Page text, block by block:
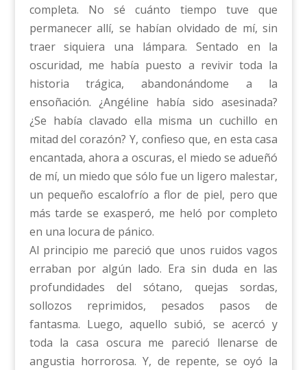
completa. No sé cuánto tiempo tuve que
permanecer allí, se habían olvidado de mí, sin
traer siquiera una lámpara. Sentado en la
oscuridad, me había puesto a revivir toda la
historia trágica, abandonándome a la
ensoñación. ¿Angéline había sido asesinada?
¿Se había clavado ella misma un cuchillo en
mitad del corazón? Y, confieso que, en esta casa
encantada, ahora a oscuras, el miedo se adueñó
de mí, un miedo que sólo fue un ligero malestar,
un pequeño escalofrío a flor de piel, pero que
más tarde se exasperó, me heló por completo
en una locura de pánico.
Al principio me pareció que unos ruidos vagos
erraban por algún lado. Era sin duda en las
profundidades del sótano, quejas sordas,
sollozos reprimidos, pesados pasos de
fantasma. Luego, aquello subió, se acercó y
toda la casa oscura me pareció llenarse de
angustia horrorosa. Y, de repente, se oyó la